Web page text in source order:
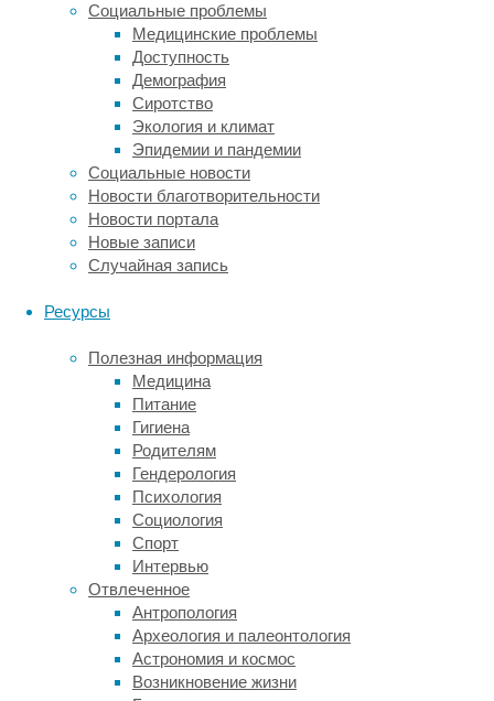
Социальные проблемы
Медицинские проблемы
Доступность
Демография
Сиротство
Экология и климат
Эпидемии и пандемии
Социальные новости
Новости благотворительности
Новости портала
Новые записи
Случайная запись
Ресурсы
Полезная информация
Медицина
Питание
Гигиена
Родителям
Гендерология
Психология
Социология
Спорт
Интервью
Отвлеченное
Антропология
Археология и палеонтология
Астрономия и космос
Возникновение жизни
связать
наградой.
исследованиях
людях
и
приматах
похожие
задачи
зависели
осознания
связи
между
сигналом
последствием.
Новая
работа
проверила
на
пчелах
не
простое
запоминание,